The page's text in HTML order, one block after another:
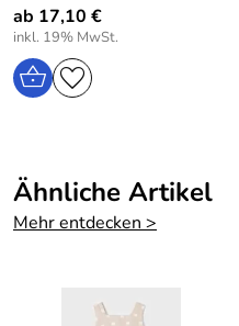
ab 17,10 €
inkl. 19% MwSt.
Ähnliche Artikel
Mehr entdecken >